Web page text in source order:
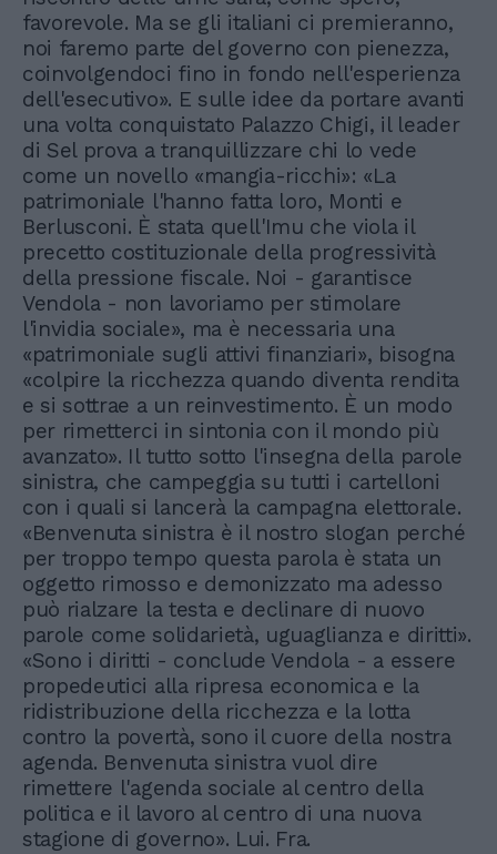
favorevole. Ma se gli italiani ci premieranno,
noi faremo parte del governo con pienezza,
coinvolgendoci fino in fondo nell'esperienza
dell'esecutivo». E sulle idee da portare avanti
una volta conquistato Palazzo Chigi, il leader
di Sel prova a tranquillizzare chi lo vede
come un novello «mangia-ricchi»: «La
patrimoniale l'hanno fatta loro, Monti e
Berlusconi. È stata quell'Imu che viola il
precetto costituzionale della progressività
della pressione fiscale. Noi - garantisce
Vendola - non lavoriamo per stimolare
l'invidia sociale», ma è necessaria una
«patrimoniale sugli attivi finanziari», bisogna
«colpire la ricchezza quando diventa rendita
e si sottrae a un reinvestimento. È un modo
per rimetterci in sintonia con il mondo più
avanzato». Il tutto sotto l'insegna della parole
sinistra, che campeggia su tutti i cartelloni
con i quali si lancerà la campagna elettorale.
«Benvenuta sinistra è il nostro slogan perché
per troppo tempo questa parola è stata un
oggetto rimosso e demonizzato ma adesso
può rialzare la testa e declinare di nuovo
parole come solidarietà, uguaglianza e diritti».
«Sono i diritti - conclude Vendola - a essere
propedeutici alla ripresa economica e la
ridistribuzione della ricchezza e la lotta
contro la povertà, sono il cuore della nostra
agenda. Benvenuta sinistra vuol dire
rimettere l'agenda sociale al centro della
politica e il lavoro al centro di una nuova
stagione di governo». Lui. Fra.